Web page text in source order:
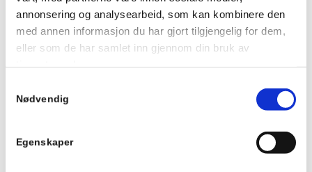
annonsering og analysearbeid, som kan kombinere den
med annen informasjon du har gjort tilgjengelig for dem,
eller som de har samlet inn gjennom din bruk av
Nødvendig
Egenskaper
Maxbo
Besøk forhandler